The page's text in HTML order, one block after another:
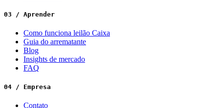
03 / Aprender
Como funciona leilão Caixa
Guia do arrematante
Blog
Insights de mercado
FAQ
04 / Empresa
Contato